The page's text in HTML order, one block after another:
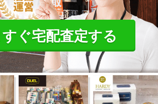
ぐ宅配査定する